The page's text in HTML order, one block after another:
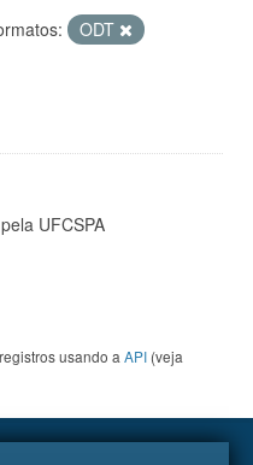
ODT
UFCSPA
usando a API (veja